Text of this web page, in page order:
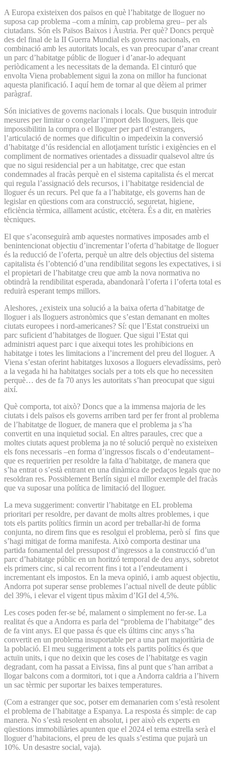
A Europa existeixen dos països en què l’habitatge de lloguer no
suposa cap problema –com a mínim, cap problema greu– per als
ciutadans. Són els Països Baixos i Àustria. Per què? Doncs perquè
des del final de la II Guerra Mundial els governs nacionals, en
combinació amb les autoritats locals, es van preocupar d’anar creant
un parc d’habitatge públic de lloguer i d’anar-lo adequant
periòdicament a les necessitats de la demanda. El cinturó que
envolta Viena probablement sigui la zona on millor ha funcionat
aquesta planificació. I aquí hem de tornar al que dèiem al primer
paràgraf.
Són iniciatives de governs nacionals i locals. Que busquin introduir
mesures per limitar o congelar l’import dels lloguers, lleis que
impossibilitin la compra o el lloguer per part d’estrangers,
l’articulació de normes que dificultin o impedeixin la conversió
d’habitatge d’ús residencial en allotjament turístic i exigències en el
compliment de normatives orientades a dissuadir qualsevol altre ús
que no sigui residencial per a un habitatge, crec que estan
condemnades al fracàs perquè en el sistema capitalista és el mercat
qui regula l’assignació dels recursos, i l’habitatge residencial de
lloguer és un recurs. Pel que fa a l’habitatge, els governs han de
legislar en qüestions com ara construcció, seguretat, higiene,
eficiència tèrmica, aïllament acústic, etcètera. És a dir, en matèries
tècniques.
El que s’aconseguirà amb aquestes normatives imposades amb el
benintencionat objectiu d’incrementar l’oferta d’habitatge de lloguer
és la reducció de l’oferta, perquè un altre dels objectius del sistema
capitalista és l’obtenció d’una rendibilitat segons les expectatives, i si
el propietari de l’habitatge creu que amb la nova normativa no
obtindrà la rendibilitat esperada, abandonarà l’oferta i l’oferta total es
reduirà esperant temps millors.
Aleshores, ¿existeix una solució a la baixa oferta d’habitatge de
lloguer i als lloguers astronòmics que s’estan demanant en moltes
ciutats europees i nord-americanes? Sí: que l’Estat construeixi un
parc suficient d’habitatges de lloguer. Que sigui l’Estat qui
administri aquest parc i que aixequi totes les prohibicions en
habitatge i totes les limitacions a l’increment del preu del lloguer. A
Viena s’estan oferint habitatges luxosos a lloguers elevadíssims, però
a la vegada hi ha habitatges socials per a tots els que ho necessiten
perquè… des de fa 70 anys les autoritats s’han preocupat que sigui
així.
Què comporta, tot això? Doncs que a la immensa majoria de les
ciutats i dels països els governs arriben tard per fer front al problema
de l’habitatge de lloguer, de manera que el problema ja s’ha
convertit en una inquietud social. En altres paraules, crec que a
moltes ciutats aquest problema ja no té solució perquè no existeixen
els fons necessaris –en forma d’ingressos fiscals o d’endeutament–
que es requeririen per resoldre la falta d’habitatge, de manera que
s’ha entrat o s’està entrant en una dinàmica de pedaços legals que no
resoldran res. Possiblement Berlín sigui el millor exemple del fracàs
que va suposar una política de limitació del lloguer.
La meva suggeriment: convertir l’habitatge en EL problema
prioritari per resoldre, per davant de molts altres problemes, i que
tots els partits polítics firmin un acord per treballar-hi de forma
conjunta, no direm fins que es resolgui el problema, però sí fins que
s’hagi mitigat de forma manifesta. Això comporta destinar una
partida fonamental del pressupost d’ingressos a la construcció d’un
parc d’habitatge públic en un horitzó temporal de deu anys, sobretot
els primers cinc, si cal recorrent fins i tot a l’endeutament i
incrementant els impostos. En la meva opinió, i amb aquest objectiu,
Andorra pot superar sense problemes l’actual nivell de deute públic
del 39%, i elevar el vigent tipus màxim d’IGI del 4,5%.
Les coses poden fer-se bé, malament o simplement no fer-se. La
realitat és que a Andorra es parla del “problema de l’habitatge” des
de fa vint anys. El que passa és que els últims cinc anys s’ha
convertit en un problema insuportable per a una part majoritària de
la població. El meu suggeriment a tots els partits polítics és que
actuïn units, i que no deixin que les coses de l’habitatge es vagin
degradant, com ha passat a Eivissa, fins al punt que s’han arribat a
llogar balcons com a dormitori, tot i que a Andorra caldria a l’hivern
un sac tèrmic per suportar les baixes temperatures.
(Com a estranger que soc, potser em demanarien com s’està resolent
el problema de l’habitatge a Espanya. La resposta és simple: de cap
manera. No s’està resolent en absolut, i per això els experts en
qüestions immobiliàries apunten que el 2024 el tema estrella serà el
lloguer d’habitacions, el preu de les quals s’estima que pujarà un
10%. Un desastre social, vaja).